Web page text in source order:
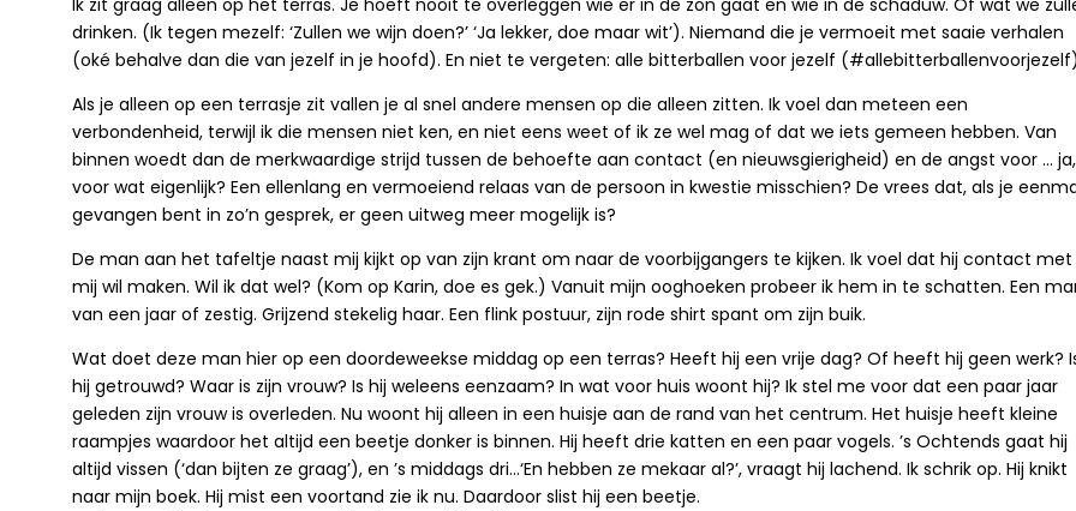
Ik zit graag alleen op het terras. Je hoeft nooit te overleggen wie er in de zon gaat en wie in de schaduw. Of wat we
drinken. (Ik tegen mezelf: ‘Zullen we wijn doen?’ ‘Ja lekker, doe maar wit’). Niemand die je vermoeit met saaie verhalen
(oké behalve dan die van jezelf in je hoofd). En niet te vergeten: alle bitterballen voor jezelf
Als je alleen op een terrasje zit vallen je al snel andere mensen op die alleen zitten. Ik voel dan meteen een
verbondenheid, terwijl ik die mensen niet ken, en niet eens weet of ik ze wel mag of dat we iets gemeen hebben. Van
binnen woedt dan de merkwaardige strijd tussen de behoefte aan contact (en nieuwsgierigheid) en de angst voor … ja,
voor wat eigenlijk? Een ellenlang en vermoeiend relaas van de persoon in kwestie misschien? De vrees dat, als je
gevangen bent in zo’n gesprek, er geen uitweg meer mogelijk is?
De man aan het tafeltje naast mij kijkt op van zijn krant om naar de voorbijgangers te kijken. Ik voel dat hij contact met
mij wil maken. Wil ik dat wel? (Kom op Karin, doe es gek.) Vanuit mijn ooghoeken probeer ik hem in te schatten. Een
van een jaar of zestig. Grijzend stekelig haar. Een flink postuur, zijn rode shirt spant om zijn buik.
Wat doet deze man hier op een doordeweekse middag op een terras? Heeft hij een vrije dag? Of heeft hij geen werk?
hij getrouwd? Waar is zijn vrouw? Is hij weleens eenzaam? In wat voor huis woont hij? Ik stel me voor dat een paar jaar
geleden zijn vrouw is overleden. Nu woont hij alleen in een huisje aan de rand van het centrum. Het huisje heeft kleine
raampjes waardoor het altijd een beetje donker is binnen. Hij heeft drie katten en een paar vogels. ’s Ochtends gaat hij
altijd vissen (‘dan bijten ze graag’), en ’s middags dri…‘En hebben ze mekaar al?’, vraagt hij lachend. Ik schrik op. Hij knikt
naar mijn boek. Hij mist een voortand zie ik nu. Daardoor slist hij een beetje.